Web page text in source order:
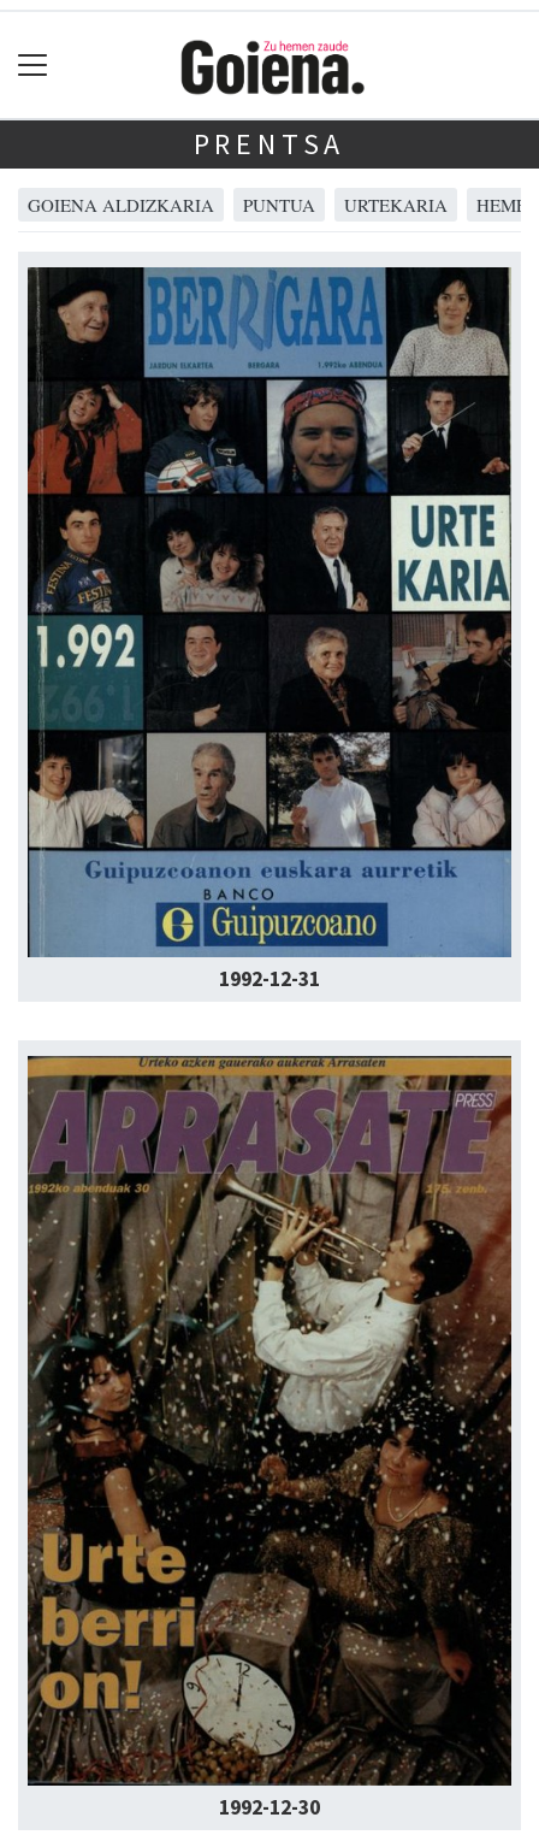
PRENTSA
GOIENA ALDIZKARIA PUNTUA URTEKARIA
1992-12-31
1992-12-30